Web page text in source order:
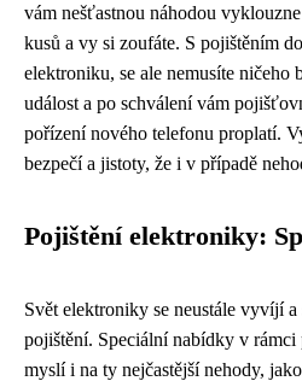
vám nešťastnou náhodou
kusů a vy si zoufáte. S pojištěním
elektroniku, se ale nemusíte ničeho
událost a po schválení vám
pořízení nového telefonu proplatí.
bezpečí a jistoty, že i v případě
Pojištění elektroniky:
Svět elektroniky se neustále vyvíjí
pojištění. Speciální nabídky v rámci
myslí i na ty nejčastější nehody,